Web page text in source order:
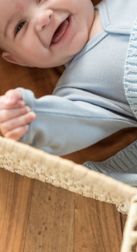
ist eine unterhaltende
Tempo die Seiten mit
eignet sich wunderbar als
die Schwangerschaft